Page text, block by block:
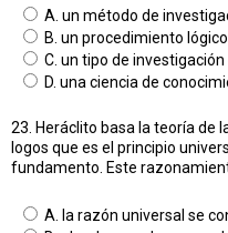
A. un método de
B. un procedimiento
C. un tipo de
D. una ciencia de
23. Heráclito basa la teoría de
logos que es el principio
fundamento. Este
A. la razón universal se